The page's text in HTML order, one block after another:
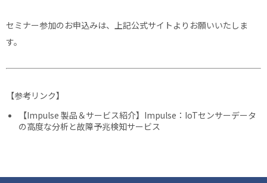
セミナー参加のお申込みは、上記公式サイトよりお願いいたしま
す。
【参考リンク】
【Impulse 製品＆サービス紹介】Impulse：IoTセンサーデータ
の高度な分析と故障予兆検知サービス